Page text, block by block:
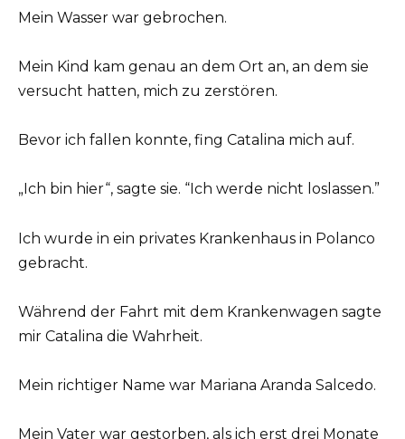
Mein Wasser war gebrochen.
Mein Kind kam genau an dem Ort an, an dem sie
versucht hatten, mich zu zerstören.
Bevor ich fallen konnte, fing Catalina mich auf.
„Ich bin hier“, sagte sie. “Ich werde nicht loslassen.”
Ich wurde in ein privates Krankenhaus in Polanco
gebracht.
Während der Fahrt mit dem Krankenwagen sagte
mir Catalina die Wahrheit.
Mein richtiger Name war Mariana Aranda Salcedo.
Mein Vater war gestorben, als ich erst drei Monate